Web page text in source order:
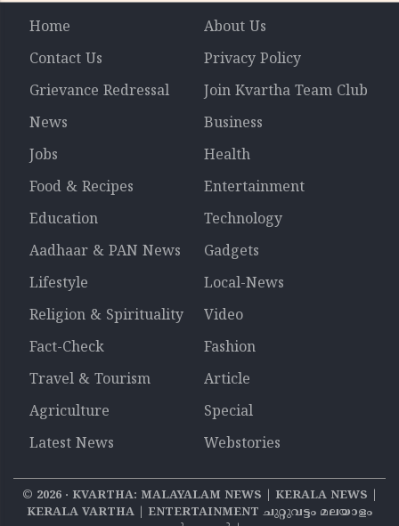
Home
About Us
Contact Us
Privacy Policy
Grievance Redressal
Join Kvartha Team Club
News
Business
Jobs
Health
Food & Recipes
Entertainment
Education
Technology
Aadhaar & PAN News
Gadgets
Lifestyle
Local-News
Religion & Spirituality
Video
Fact-Check
Fashion
Travel & Tourism
Article
Agriculture
Special
Latest News
Webstories
© 2026‧ KVARTHA: MALAYALAM NEWS | KERALA NEWS |
KERALA VARTHA | ENTERTAINMENT ചുറ്റുവട്ടം മലയാളം